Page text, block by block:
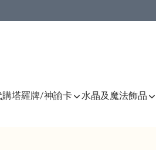
購塔羅牌/神諭卡 水晶及魔法飾品